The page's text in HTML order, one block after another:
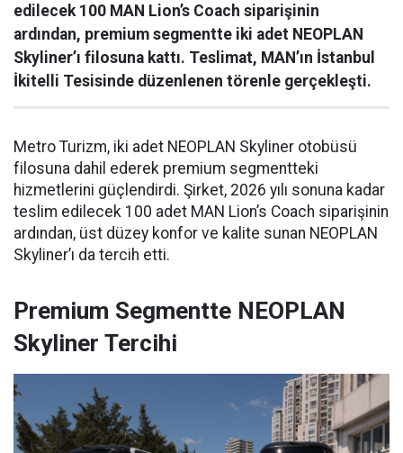
edilecek 100 MAN Lion’s Coach siparişinin
ardından, premium segmentte iki adet NEOPLAN
Skyliner’ı filosuna kattı. Teslimat, MAN’ın İstanbul
İkitelli Tesisinde düzenlenen törenle gerçekleşti.
Metro Turizm, iki adet NEOPLAN Skyliner otobüsü
filosuna dahil ederek premium segmentteki
hizmetlerini güçlendirdi. Şirket, 2026 yılı sonuna kadar
teslim edilecek 100 adet MAN Lion’s Coach siparişinin
ardından, üst düzey konfor ve kalite sunan NEOPLAN
Skyliner’ı da tercih etti.
Premium Segmentte NEOPLAN
Skyliner Tercihi